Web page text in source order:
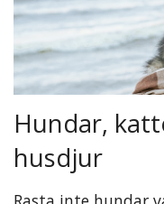
Hundar,
husdjur